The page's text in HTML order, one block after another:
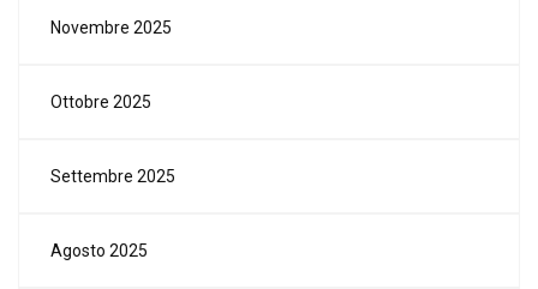
Novembre 2025
Ottobre 2025
Settembre 2025
Agosto 2025